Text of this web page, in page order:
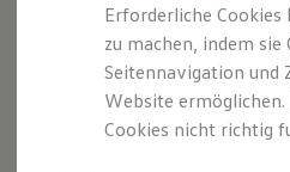
Leasing
Leasing-
Gebrauchtwagen
Junge
Elektroauto
Kleinwagen-
Leasing ohne
Eine
Der Golf.
Erforderliche
zu machen, indem
Seitennavigation und
Website
Cookies nicht richtig